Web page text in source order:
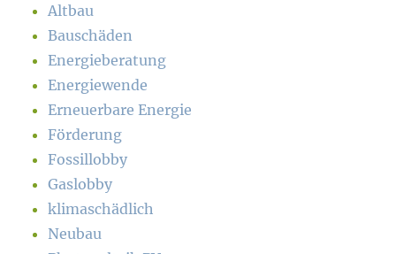
Altbau
Bauschäden
Energieberatung
Energiewende
Erneuerbare Energie
Förderung
Fossillobby
Gaslobby
klimaschädlich
Neubau